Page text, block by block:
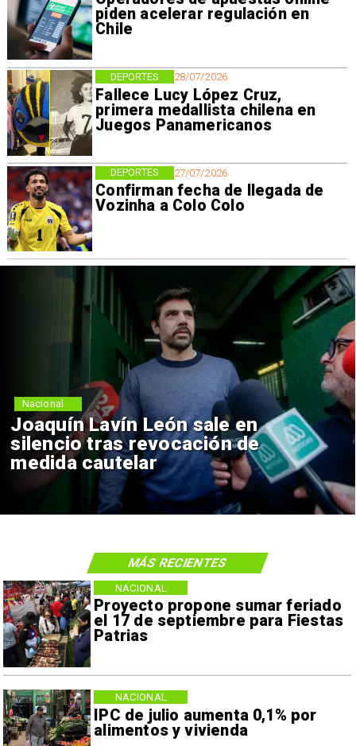
piden acelerar regulación en
Chile
28/07/2026
Fallece Lucy López Cruz,
primera medallista chilena en
Juegos Panamericanos
DEPORTES
27/07/2026
Confirman fecha de llegada de
Vozinha a Colo Colo
DEPORTES
en
de
Chile y Venezuela
reinicio de
consulares
Nacional
Proyecto propone sumar feriado
el 17 de septiembre para Fiestas
Patrias
NACIONAL
IPC de julio aumenta 0,1% por
alimentos y vivienda
NACIONAL
MÁS RECIENTES